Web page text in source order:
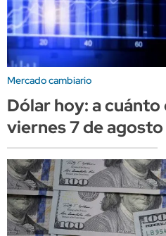
Mercado cambiario
Dólar hoy: a
viernes 7 de agosto